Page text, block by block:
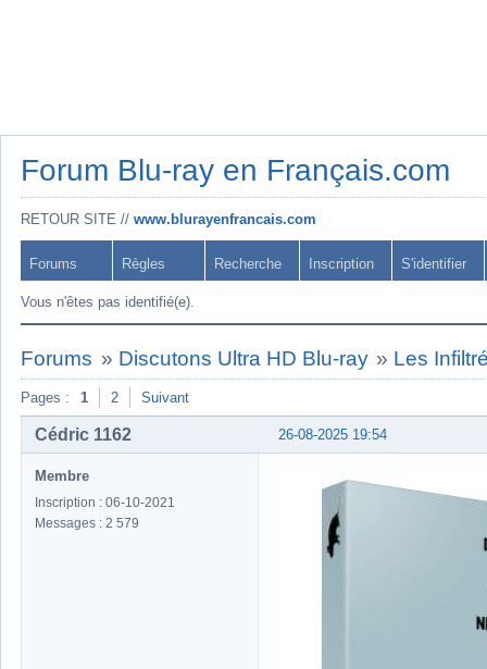
Forum Blu-ray en Français.com
RETOUR SITE // www.blurayenfrancais.com
Forums Règles Recherche Inscription S'identifier
Vous n'êtes pas identifié(e).
Forums » Discutons Ultra HD Blu-ray » Les
Pages : 1 2 Suivant
26-08-2025 19:54
Cédric 1162
Membre
Inscription : 06-10-2021
Messages : 2 579